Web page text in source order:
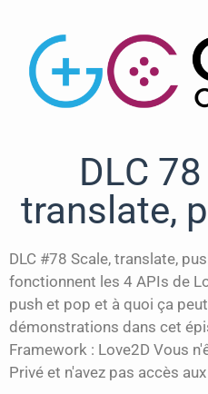
DLC
translate,
DLC #78 Scale, translate,
fonctionnent les 4 APIs de
push et pop et à quoi ça
démonstrations dans cet
Framework : Love2D Vous
Privé et n'avez pas accès